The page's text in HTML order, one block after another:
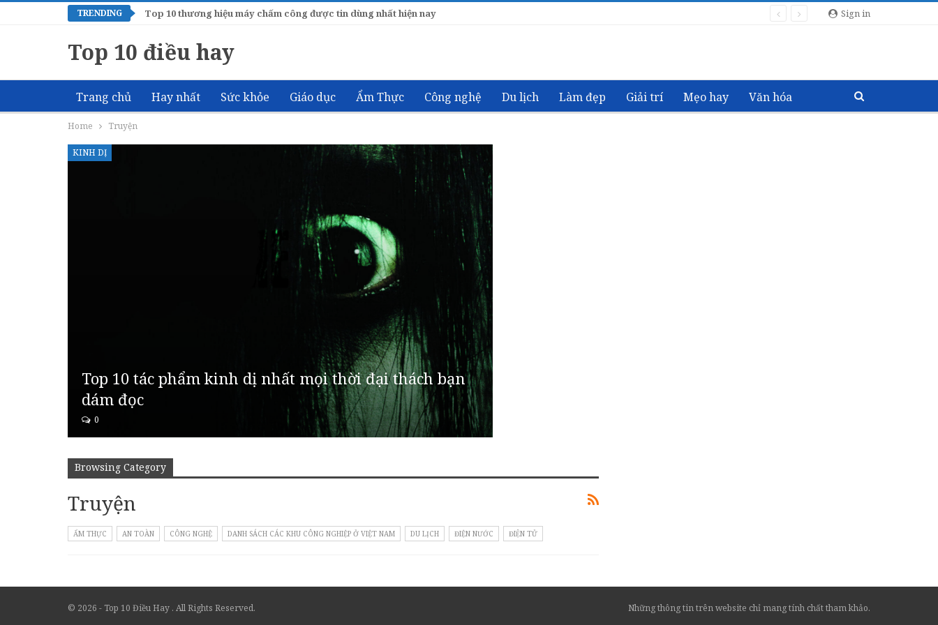
Sign in
TRENDING Top 10 thương hiệu máy chấm công được tin dùng nhất hiện nay
Top 10 điều hay
Trang chủ Hay nhất Sức khỏe Giáo dục Ẩm Thực Công nghệ Du lịch Làm đẹp Giải trí Mẹo hay Văn hóa
More
Home Truyện
KINH DỊ
Top 10 tác phẩm kinh dị nhất mọi thời đại thách bạn
dám đọc
0
Browsing Category
Truyện
ẨM THỰC AN TOÀN CÔNG NGHỆ DANH SÁCH CÁC KHU CÔNG NGHIỆP Ở VIỆT NAM DU LỊCH ĐIỆN NƯỚC ĐIỆN TỬ
© 2026 - Top 10 Điều Hay . All Rights Reserved. Những thông tin trên website chỉ mang tính chất tham khảo.